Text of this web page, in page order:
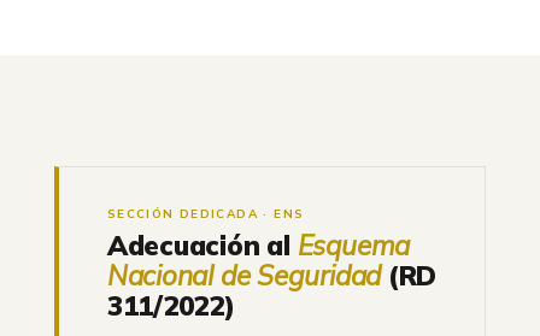
SECCIÓN DEDICADA · ENS
Adecuación al Esquema
Nacional de Seguridad(RD
311/2022)